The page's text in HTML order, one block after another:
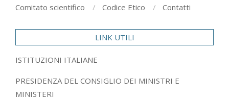
Comitato scientifico
Codice Etico Contatti
LINK UTILI
ISTITUZIONI ITALIANE
PRESIDENZA DEL CONSIGLIO DEI MINISTRI E
MINISTERI